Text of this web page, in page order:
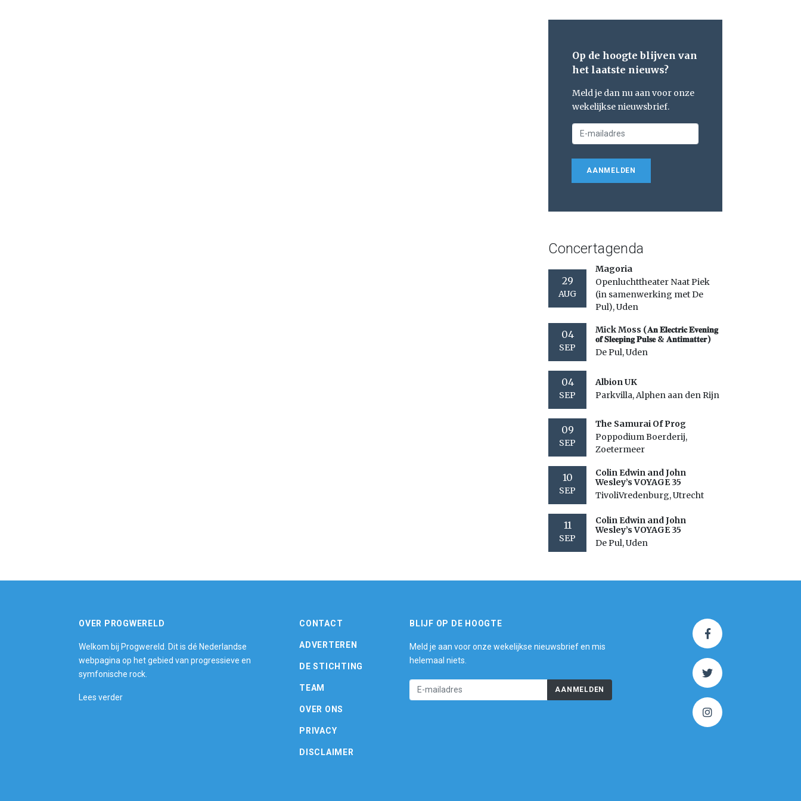
Op de hoogte blijven van
het laatste nieuws?
Meld je dan nu aan voor onze
wekelijkse nieuwsbrief.
AANMELDEN
Concertagenda
29
AUG
Magoria
Openluchttheater Naat Piek
(in samenwerking met De
Pul), Uden
04
SEP
Mick Moss (𝐀𝐧 𝐄𝐥𝐞𝐜𝐭𝐫𝐢𝐜 𝐄𝐯𝐞𝐧𝐢𝐧𝐠
𝐨𝐟 𝐒𝐥𝐞𝐞𝐩𝐢𝐧𝐠 𝐏𝐮𝐥𝐬𝐞 & 𝐀𝐧𝐭𝐢𝐦𝐚𝐭𝐭𝐞𝐫)
De Pul, Uden
04
SEP
Albion UK
Parkvilla, Alphen aan den Rijn
09
SEP
The Samurai Of Prog
Poppodium Boerderij,
Zoetermeer
10
SEP
Colin Edwin and John
Wesley’s VOYAGE 35
TivoliVredenburg, Utrecht
11
SEP
Colin Edwin and John
Wesley’s VOYAGE 35
De Pul, Uden
OVER PROGWERELD
Welkom bij Progwereld. Dit is dé Nederlandse
webpagina op het gebied van progressieve en
symfonische rock.
Lees verder
CONTACT
ADVERTEREN
DE STICHTING
TEAM
OVER ONS
PRIVACY
DISCLAIMER
BLIJF OP DE HOOGTE
Meld je aan voor onze wekelijkse nieuwsbrief en mis
helemaal niets.
AANMELDEN